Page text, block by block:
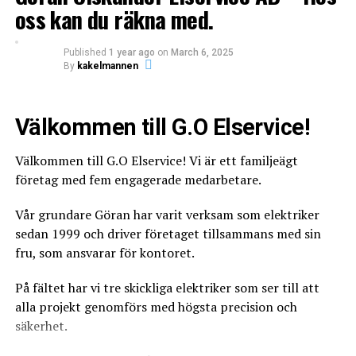
badrumsinredning.
oss kan du räkna med.
Published 1 year ago on March 6, 2025
By kakelmannen
Välkommen till G.O Elservice!
Välkommen till G.O Elservice! Vi är ett familjeägt
företag med fem engagerade medarbetare.
Vår grundare Göran har varit verksam som elektriker
sedan 1999 och driver företaget tillsammans med sin
fru, som ansvarar för kontoret.
På fältet har vi tre skickliga elektriker som ser till att
alla projekt genomförs med högsta precision och
säkerhet.